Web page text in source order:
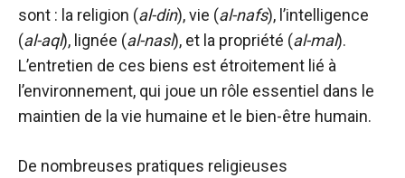
sont : la religion (al-din), vie (al-nafs), l’intelligence
(al-aql), lignée (al-nasl), et la propriété (al-mal).
L’entretien de ces biens est étroitement lié à
l’environnement, qui joue un rôle essentiel dans le
maintien de la vie humaine et le bien-être humain.
De nombreuses pratiques religieuses